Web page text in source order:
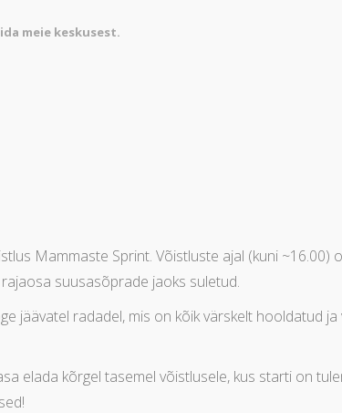
meie keskusest.
Mammaste Sprint. Võistluste ajal (kuni ~16.00)
suusasõprade jaoks suletud.
jäävatel radadel, mis on kõik värskelt hooldatud ja
elada kõrgel tasemel võistlusele, kus starti on